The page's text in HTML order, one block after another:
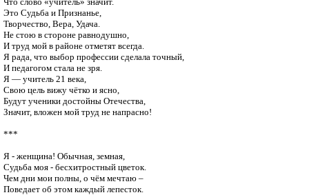
Это Судьба и Признанье,
Творчество, Вера, Удача.
Не стою в стороне равнодушно,
И труд мой в районе отметят всегда.
Я рада, что выбор профессии сделала точный,
И педагогом стала не зря.
Я — учитель 21 века,
Свою цель вижу чётко и ясно,
Будут ученики достойны Отечества,
Значит, вложен мой труд не напрасно!
***
Я - женщина! Обычная, земная,
Судьба моя - бесхитростный цветок.
Чем дни мои полны, о чём мечтаю –
Поведает об этом каждый лепесток.